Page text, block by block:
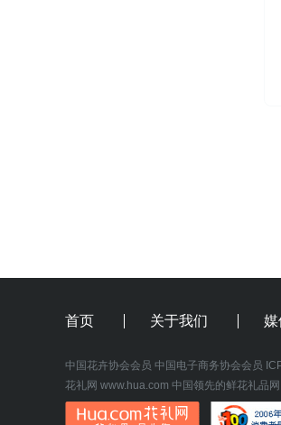
首页 关于我们 媒
中国花卉协会会员 中国电子商务协会会员
花礼网 www.hua.com 中国领先的鲜花礼品